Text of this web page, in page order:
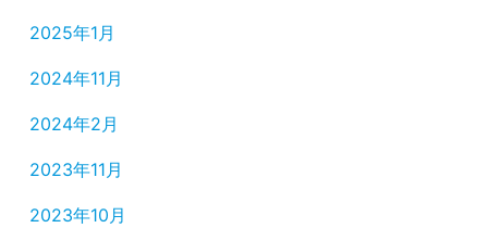
2025年1月
2024年11月
2024年2月
2023年11月
2023年10月